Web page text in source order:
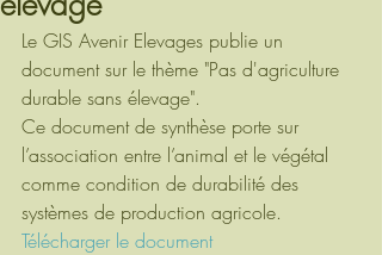
Le GIS Avenir Elevages publie un
document sur le thème "Pas d'agriculture
durable sans élevage".
Ce document de synthèse porte sur
l’association entre l’animal et le végétal
comme condition de durabilité des
systèmes de production agricole.
Télécharger le document